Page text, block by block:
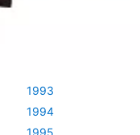
1993
1994
1995